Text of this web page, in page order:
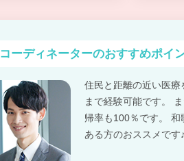
コーディネーターのおすすめポイ
住民と距離の近い医
まで経験可能です。
帰率も100％です。
ある方のおススメです♪